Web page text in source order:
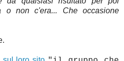
o non c'era... Che occasione